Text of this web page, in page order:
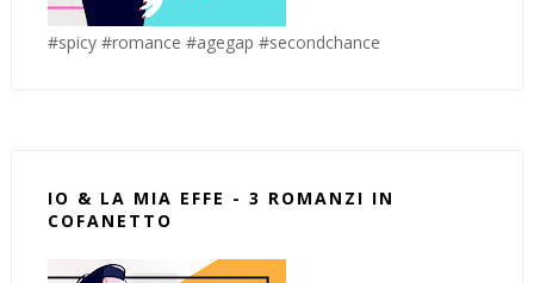
#spicy #romance #agegap #secondchance
IO & LA MIA EFFE - 3 ROMANZI IN
COFANETTO